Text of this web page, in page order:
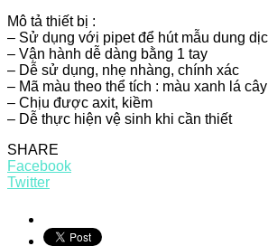
Mô tả thiết bị :
– Sử dụng với pipet để hút mẫu dung
– Vận hành dễ dàng bằng 1 tay
– Dễ sử dụng, nhẹ nhàng, chính xác
– Mã màu theo thể tích : màu xanh lá cây
– Chịu được axit, kiềm
– Dễ thực hiện vệ sinh khi cần thiết
SHARE
Facebook
Twitter